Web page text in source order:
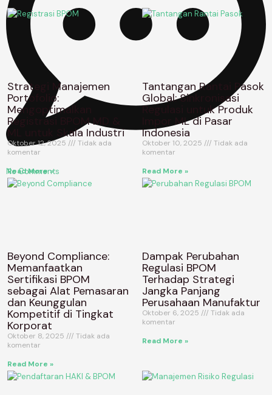
No Comments
Strategi Manajemen
Portofolio:
Mengoptimalkan
Registrasi BPOM MD &
ML untuk Skala Industri
Oktober 12, 2025
Tidak ada
komentar
Read More »
Tantangan Rantai Pasok
Global: Sinkronisasi
Regulasi untuk Produk
Impor ML di Pasar
Indonesia
Oktober 10, 2025
Tidak ada
komentar
Read More »
Beyond Compliance:
Memanfaatkan
Sertifikasi BPOM
sebagai Alat Pemasaran
dan Keunggulan
Kompetitif di Tingkat
Korporat
Oktober 8, 2025
Tidak ada
komentar
Read More »
Dampak Perubahan
Regulasi BPOM
Terhadap Strategi
Jangka Panjang
Perusahaan Manufaktur
Oktober 6, 2025
Tidak ada
komentar
Read More »